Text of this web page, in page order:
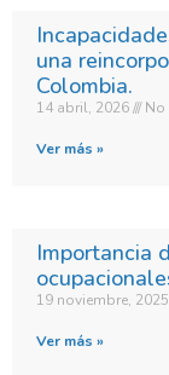
una
Colombia.​
14 abril, 2026 No
Ver más »
Importancia
19 noviembre, 2025
Ver más »